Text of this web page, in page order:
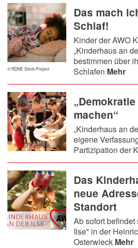
© RDNE Stock Project
Das mach
Schlaf!
Kinder der AWO
„Kinderhaus an
bestimmen über
Schlafen Mehr
machen“
„Kinderhaus an
eigene
Partizipation der
Das
neue
Standort
Ab sofort
Ilse" in der
Osterwieck Mehr